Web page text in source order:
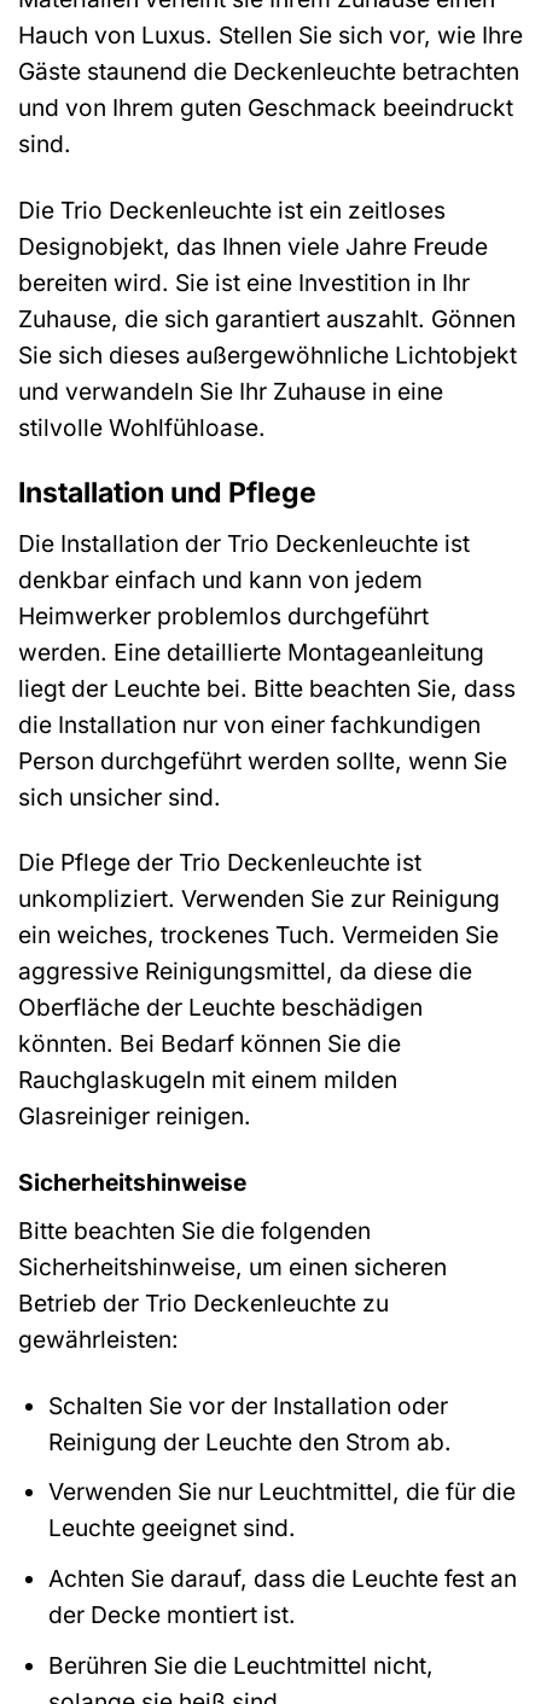
Hauch von Luxus. Stellen Sie sich vor, wie Ihre
Gäste staunend die Deckenleuchte betrachten
und von Ihrem guten Geschmack beeindruckt
sind.
Die Trio Deckenleuchte ist ein zeitloses
Designobjekt, das Ihnen viele Jahre Freude
bereiten wird. Sie ist eine Investition in Ihr
Zuhause, die sich garantiert auszahlt. Gönnen
Sie sich dieses außergewöhnliche Lichtobjekt
und verwandeln Sie Ihr Zuhause in eine
stilvolle Wohlfühloase.
Installation und Pflege
Die Installation der Trio Deckenleuchte ist
denkbar einfach und kann von jedem
Heimwerker problemlos durchgeführt
werden. Eine detaillierte Montageanleitung
liegt der Leuchte bei. Bitte beachten Sie, dass
die Installation nur von einer fachkundigen
Person durchgeführt werden sollte, wenn Sie
sich unsicher sind.
Die Pflege der Trio Deckenleuchte ist
unkompliziert. Verwenden Sie zur Reinigung
ein weiches, trockenes Tuch. Vermeiden Sie
aggressive Reinigungsmittel, da diese die
Oberfläche der Leuchte beschädigen
könnten. Bei Bedarf können Sie die
Rauchglaskugeln mit einem milden
Glasreiniger reinigen.
Sicherheitshinweise
Bitte beachten Sie die folgenden
Sicherheitshinweise, um einen sicheren
Betrieb der Trio Deckenleuchte zu
gewährleisten:
Schalten Sie vor der Installation oder
Reinigung der Leuchte den Strom ab.
Verwenden Sie nur Leuchtmittel, die für die
Leuchte geeignet sind.
Achten Sie darauf, dass die Leuchte fest an
der Decke montiert ist.
Berühren Sie die Leuchtmittel nicht,